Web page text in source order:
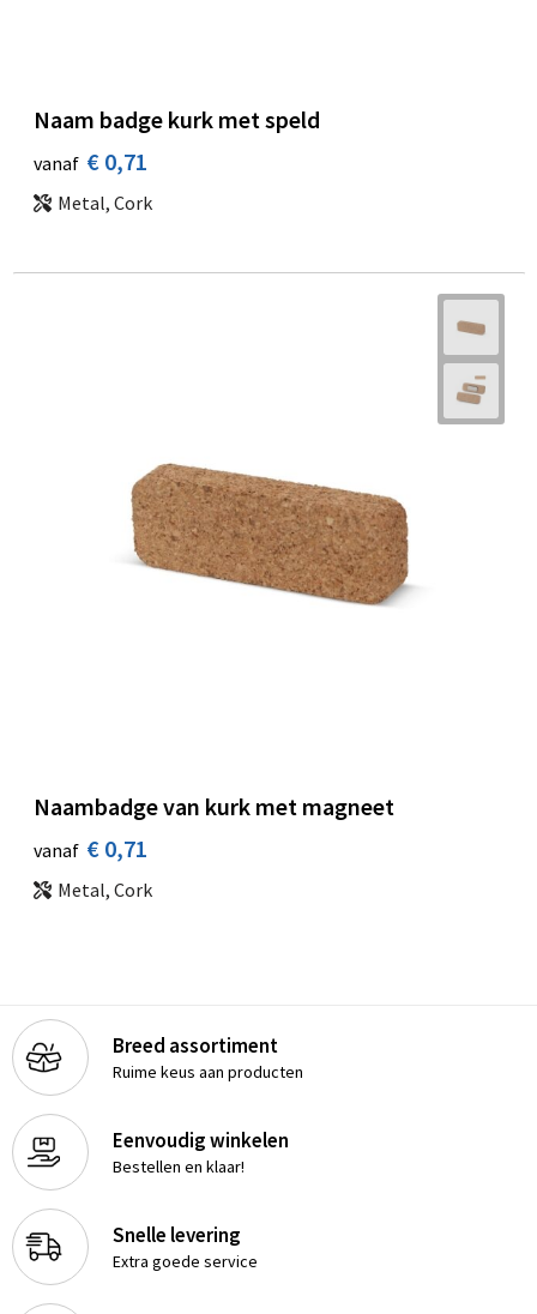
Naam badge kurk met speld
vanaf € 0,71
Metal, Cork
Naambadge van kurk met magneet
vanaf € 0,71
Metal, Cork
Breed assortiment
Ruime keus aan producten
Eenvoudig winkelen
Bestellen en klaar!
Snelle levering
Extra goede service